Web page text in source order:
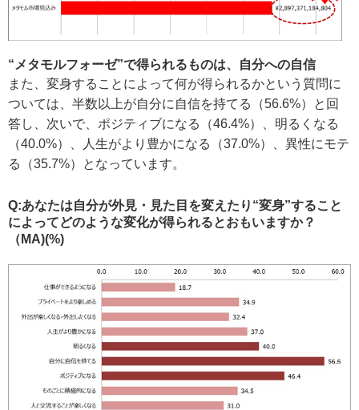
“メタモルフォーゼ”で得られるものは、自分への自信
また、変身することによって何が得られるかという質問に
ついては、半数以上が自分に自信を持てる（56.6%）と回
答し、次いで、ポジティブになる（46.4%）、明るくなる
（40.0%）、人生がより豊かになる（37.0%）、異性にモテ
る（35.7%）となっています。
Q:あなたは自分が外見・見た目を変えたり“変身”すること
によってどのような変化が得られるとおもいますか？
（MA)(%)